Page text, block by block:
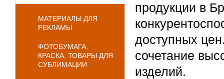
МАТЕРИАЛЫ ДЛЯ
РЕКЛАМЫ
ФОТОБУМАГА,
КРАСКА, ТОВАРЫ ДЛЯ
СУБЛИМАЦИИ
продукции в
доступных
сочетание
изделий.